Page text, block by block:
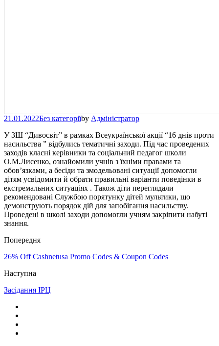
21.01.2022Без категоріїby Адміністратор
У ЗШ “Дивосвіт” в рамках Всеукраїнської акції “16 днів проти
насильства ” відбулись тематичні заходи. Під час проведених
заходів класні керівники та соціальний педагог школи
О.М.Лисенко, ознайомили учнів з їхніми правами та
обов’язками, а бесіди та змодельовані ситуації допомогли
дітям усвідомити й обрати правильні варіанти поведінки в
екстремальних ситуаціях . Також діти переглядали
рекомендовані Службою порятунку дітей мультики, що
демонструють порядок дій для запобігання насильству.
Проведені в школі заходи допомогли учням закріпити набуті
знання.
Попередня
26% Off Cashnetusa Promo Codes & Coupon Codes
Наступна
Засідання ІРЦ